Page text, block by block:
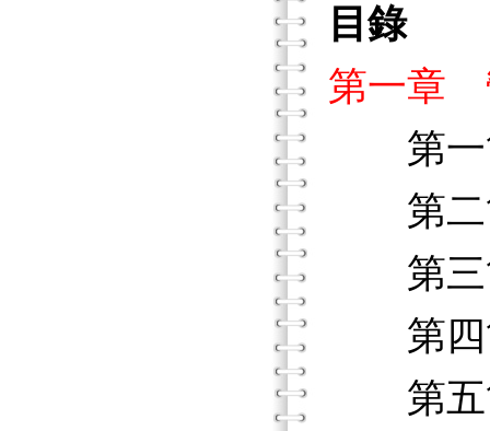
目錄
第一章
第一
第二
第三
第四
第五